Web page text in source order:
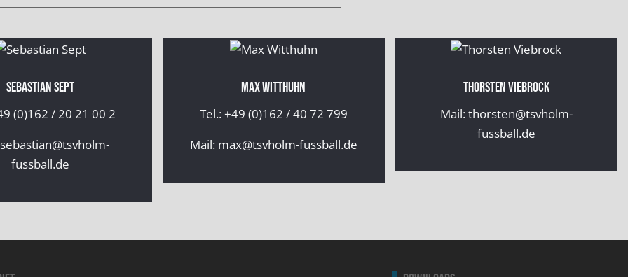
Max Witthuhn
+49 (0)162 / 40 72 799
max@tsvholm-fussball.de
Thorsten Viebrock
Mail: thorsten@tsvholm-
Hubertus Petersen
Tel.: 0172 / 43 31 31 0